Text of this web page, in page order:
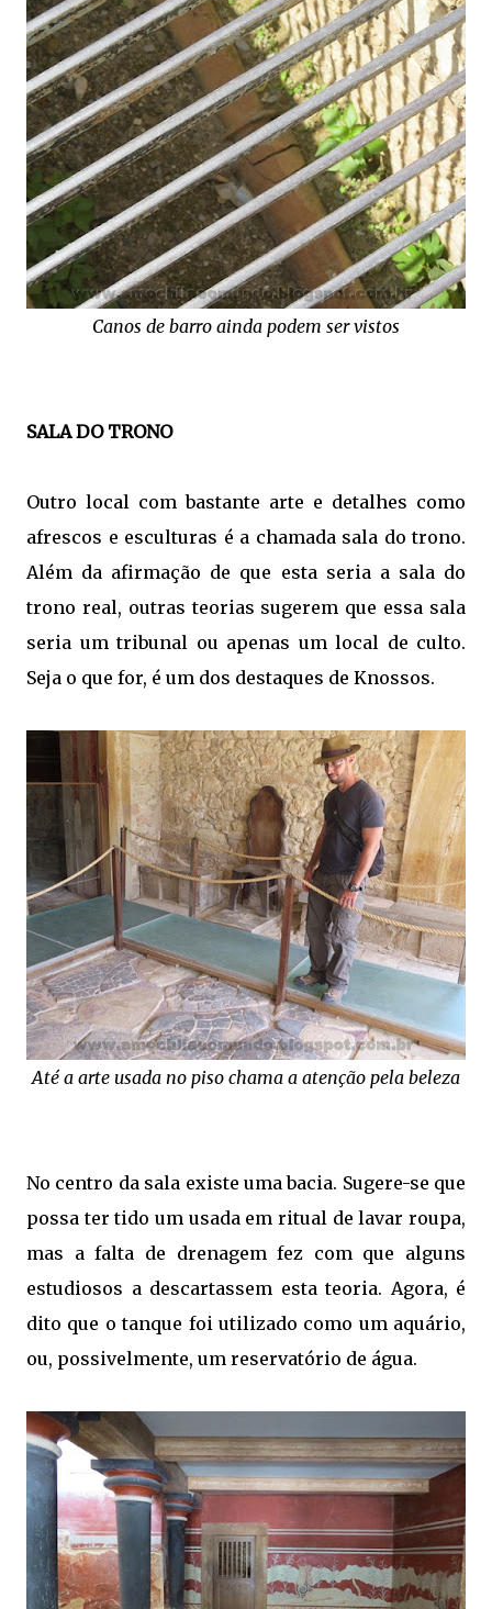
Canos de barro ainda podem ser vistos
SALA DO TRONO
Outro local com bastante arte e detalhes como
afrescos e esculturas é a chamada sala do trono.
Além da afirmação de que esta seria a sala do
trono real, outras teorias sugerem que essa sala
seria um tribunal ou apenas um local de culto.
Seja o que for, é um dos destaques de Knossos.
Até a arte usada no piso chama a atenção pela beleza
No centro da sala existe uma bacia. Sugere-se que
possa ter tido um usada em ritual de lavar roupa,
mas a falta de drenagem fez com que alguns
estudiosos a descartassem esta teoria. Agora, é
dito que o tanque foi utilizado como um aquário,
ou, possivelmente, um reservatório de água.